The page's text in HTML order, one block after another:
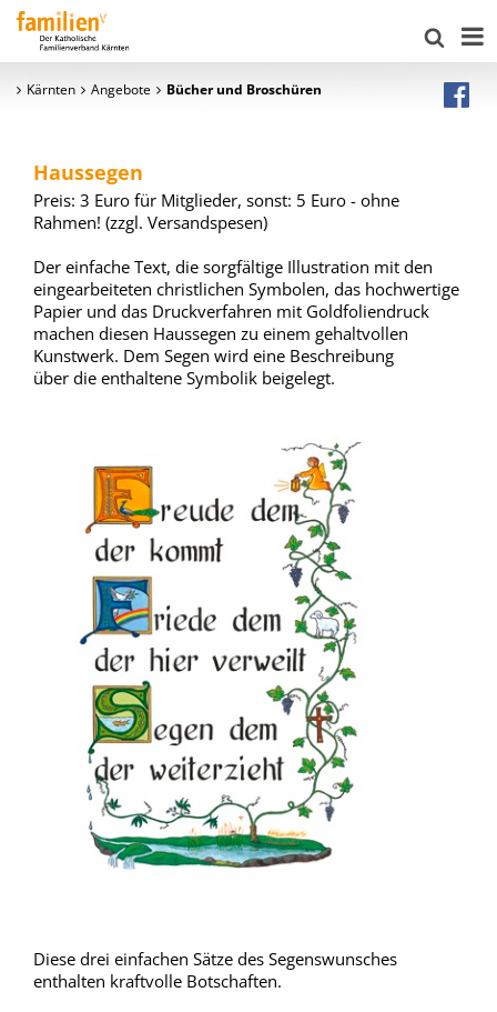
Kärnten Angebote Bücher und Broschüren
Haussegen
Preis: 3 Euro für Mitglieder, sonst: 5 Euro - ohne
Rahmen! (zzgl. Versandspesen)
Der einfache Text, die sorgfältige Illustration mit den
eingearbeiteten christlichen Symbolen, das hochwertige
Papier und das Druckverfahren mit Goldfoliendruck
machen diesen Haussegen zu einem gehaltvollen
Kunstwerk. Dem Segen wird eine Beschreibung
über die enthaltene Symbolik beigelegt.
Diese drei einfachen Sätze des Segenswunsches
enthalten kraftvolle Botschaften.